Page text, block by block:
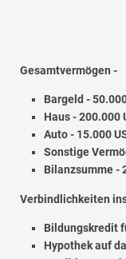
Gesamtvermögen -
Bargeld -
Haus - 200.000
Auto - 15.000
Sonstige
Bilanzsumme -
Verbindlichkeiten
Bildungskredit
Hypothek auf